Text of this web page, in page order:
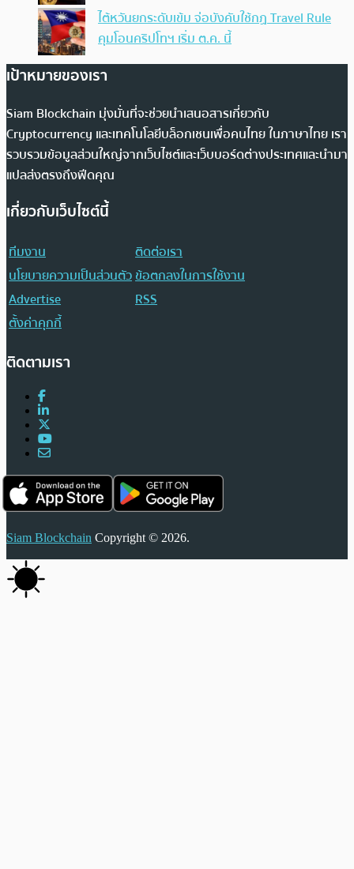
ไต้หวันยกระดับเข้ม จ่อบังคับใช้กฏ Travel Rule
คุมโอนคริปโทฯ เริ่ม ต.ค. นี้
เป้าหมายของเรา
Siam Blockchain มุ่งมั่นที่จะช่วยนำเสนอสารเกี่ยวกับ
Cryptocurrency และเทคโนโลยีบล็อกเชนเพื่อคนไทย ในภาษาไทย เรา
รวบรวมข้อมูลส่วนใหญ่จากเว็บไซต์และเว็บบอร์ดต่างประเทศและนำมา
แปลส่งตรงถึงฟีดคุณ
เกี่ยวกับเว็บไซต์นี้
ทีมงาน
ติดต่อเรา
นโยบายความเป็นส่วนตัวข้อตกลงในการใช้งาน
Advertise
RSS
ตั้งค่าคุกกี้
ติดตามเรา
Siam Blockchain Copyright © 2026.